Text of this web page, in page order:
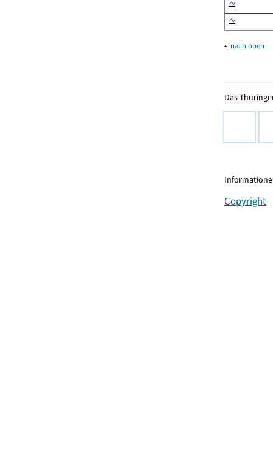
▴ nach oben
Das
Copyright